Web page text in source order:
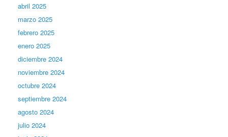
abril 2025
marzo 2025
febrero 2025
enero 2025
diciembre 2024
noviembre 2024
octubre 2024
septiembre 2024
agosto 2024
julio 2024